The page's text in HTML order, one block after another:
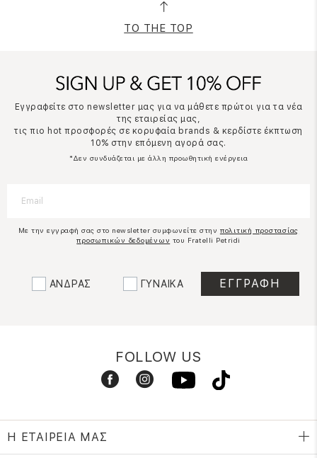
TO THE TOP
Εγγραφείτε στο newsletter μας για να μάθετε πρώτοι για τα νέα
της εταιρείας μας,
τις πιο hot προσφορές σε κορυφαία brands & κερδίστε έκπτωση
10% στην επόμενη αγορά σας.
*Δεν συνδυάζεται με άλλη προωθητική ενέργεια
Με την εγγραφή σας στο newsletter συμφωνείτε στην πολιτική προστασίας
προσωπικών δεδομένων του Fratelli Petridi
ΑΝΔΡΑΣ ΓΥΝΑΙΚΑ
FOLLOW US
Η ΕΤΑΙΡΕΙΑ ΜΑΣ